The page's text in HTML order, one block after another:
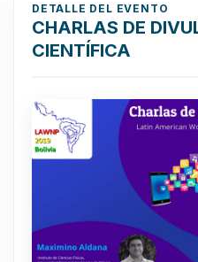
DETALLE DEL EVENTO
CHARLAS DE
CIENTÍFICA